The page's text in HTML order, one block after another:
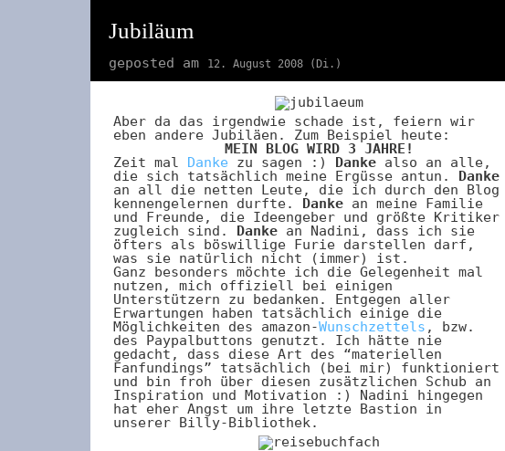
Jubiläum
geposted am 12. August 2008 (Di.)
Aber da das irgendwie schade ist, feiern wir
eben andere Jubiläen. Zum Beispiel heute:
MEIN BLOG WIRD 3 JAHRE!
Zeit mal Danke zu sagen :) Danke also an alle,
die sich tatsächlich meine Ergüsse antun. Danke
an all die netten Leute, die ich durch den Blog
kennengelernen durfte. Danke an meine Familie
und Freunde, die Ideengeber und größte Kritiker
zugleich sind. Danke an Nadini, dass ich sie
öfters als böswillige Furie darstellen darf,
was sie natürlich nicht (immer) ist.
Ganz besonders möchte ich die Gelegenheit mal
nutzen, mich offiziell bei einigen
Unterstützern zu bedanken. Entgegen aller
Erwartungen haben tatsächlich einige die
Möglichkeiten des amazon-Wunschzettels , bzw.
des Paypalbuttons genutzt. Ich hätte nie
gedacht, dass diese Art des “materiellen
Fanfundings” tatsächlich (bei mir) funktioniert
und bin froh über diesen zusätzlichen Schub an
Inspiration und Motivation :) Nadini hingegen
hat eher Angst um ihre letzte Bastion in
unserer Billy-Bibliothek.